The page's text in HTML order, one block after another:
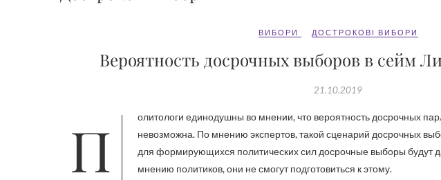
ВИБОРИ ДОСТРОКОВІ ВИБОРИ
Вероятность досрочных выборов в сейм
21.10.2019
Политологи единодушны во мнении, что вероятность досрочных парламентских выборов практически
невозможна. По мнению экспертов, такой сценарий досрочных
для формирующихся политических сил досрочные выборы будут
мнению политиков, они не смогут подготовиться к этому.